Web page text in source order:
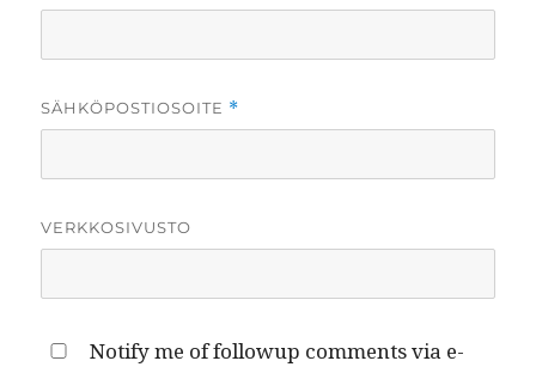
SÄHKÖPOSTIOSOITE *
VERKKOSIVUSTO
Notify me of followup comments via e-